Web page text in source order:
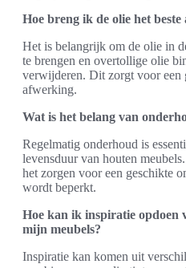
Hoe breng ik de olie het
Het is belangrijk om de olie in
te brengen en overtollige olie
verwijderen. Dit zorgt voor een
afwerking.
Wat is het belang van
Regelmatig onderhoud is
levensduur van houten
het zorgen voor een geschikte
wordt beperkt.
Hoe kan ik inspiratie opdoen
mijn meubels?
Inspiratie kan komen uit